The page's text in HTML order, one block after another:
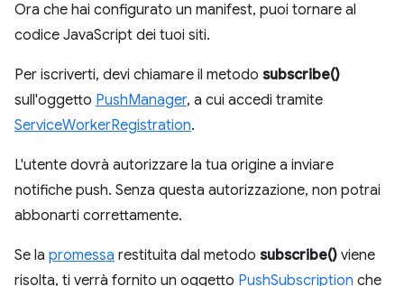
Ora che hai configurato un manifest, puoi tornare al
codice JavaScript dei tuoi siti.
Per iscriverti, devi chiamare il metodo subscribe()
sull'oggetto PushManager, a cui accedi tramite
ServiceWorkerRegistration.
L'utente dovrà autorizzare la tua origine a inviare
notifiche push. Senza questa autorizzazione, non potrai
abbonarti correttamente.
Se la promessa restituita dal metodo subscribe() viene
risolta, ti verrà fornito un oggetto PushSubscription che